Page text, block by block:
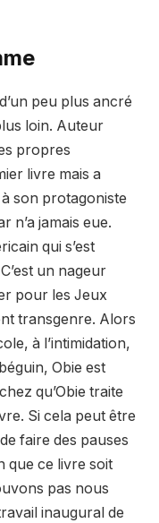
peu plus ancré
loin. Auteur
propres
livre mais a
son protagoniste
n’a jamais eue.
qui s’est
un nageur
pour les Jeux
transgenre. Alors
à l’intimidation,
Obie est
qu’Obie traite
Si cela peut être
faire des pauses
que ce livre soit
pas nous
inaugural de